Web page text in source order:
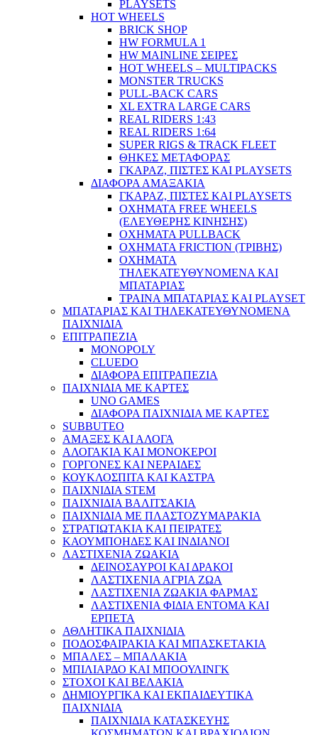
PLAYSETS
HOT WHEELS
BRICK SHOP
HW FORMULA 1
HW MAINLINE ΣΕΙΡΕΣ
HOT WHEELS – MULTIPACKS
MONSTER TRUCKS
PULL-BACK CARS
XL EXTRA LARGE CARS
REAL RIDERS 1:43
REAL RIDERS 1:64
SUPER RIGS & TRACK FLEET
ΘΗΚΕΣ ΜΕΤΑΦΟΡΑΣ
ΓΚΑΡΑΖ, ΠΙΣΤΕΣ ΚΑΙ PLAYSETS
ΔΙΑΦΟΡΑ ΑΜΑΞΑΚΙΑ
ΓΚΑΡΑΖ, ΠΙΣΤΕΣ ΚΑΙ PLAYSETS
ΟΧΗΜΑΤΑ FREE WHEELS
(ΕΛΕΥΘΕΡΗΣ ΚΙΝΗΣΗΣ)
ΟΧΗΜΑΤΑ PULLBACK
ΟΧΗΜΑΤΑ FRICTION (ΤΡΙΒΗΣ)
ΟΧΗΜΑΤΑ
ΤΗΛΕΚΑΤΕΥΘΥΝΟΜΕΝΑ ΚΑΙ
ΜΠΑΤΑΡΙΑΣ
ΤΡΑΙΝΑ ΜΠΑΤΑΡΙΑΣ ΚΑΙ PLAYSET
ΜΠΑΤΑΡΙΑΣ ΚΑΙ ΤΗΛΕΚΑΤΕΥΘΥΝΟΜΕΝΑ
ΠΑΙΧΝΙΔΙΑ
ΕΠΙΤΡΑΠΕΖΙΑ
MONOPOLY
CLUEDO
ΔΙΑΦΟΡΑ ΕΠΙΤΡΑΠΕΖΙΑ
ΠΑΙΧΝΙΔΙΑ ΜΕ ΚΑΡΤΕΣ
UNO GAMES
ΔΙΑΦΟΡΑ ΠΑΙΧΝΙΔΙΑ ΜΕ ΚΑΡΤΕΣ
SUBBUTEO
ΑΜΑΞΕΣ ΚΑΙ ΑΛΟΓΑ
ΑΛΟΓΑΚΙΑ ΚΑΙ ΜΟΝΟΚΕΡΟΙ
ΓΟΡΓΟΝΕΣ ΚΑΙ ΝΕΡΑΙΔΕΣ
ΚΟΥΚΛΟΣΠΙΤΑ ΚΑΙ ΚΑΣΤΡΑ
ΠΑΙΧΝΙΔΙΑ STEM
ΠΑΙΧΝΙΔΙΑ ΒΑΛΙΤΣΑΚΙΑ
ΠΑΙΧΝΙΔΙΑ ΜΕ ΠΛΑΣΤΟΖΥΜΑΡΑΚΙΑ
ΣΤΡΑΤΙΩΤΑΚΙΑ ΚΑΙ ΠΕΙΡΑΤΕΣ
ΚΑΟΥΜΠΟΗΔΕΣ ΚΑΙ ΙΝΔΙΑΝΟΙ
ΛΑΣΤΙΧΕΝΙΑ ΖΩΑΚΙΑ
ΔΕΙΝΟΣΑΥΡΟΙ ΚΑΙ ΔΡΑΚΟΙ
ΛΑΣΤΙΧΕΝΙΑ ΑΓΡΙΑ ΖΩΑ
ΛΑΣΤΙΧΕΝΙΑ ΖΩΑΚΙΑ ΦΑΡΜΑΣ
ΛΑΣΤΙΧΕΝΙΑ ΦΙΔΙΑ ΕΝΤΟΜΑ ΚΑΙ
ΕΡΠΕΤΑ
ΑΘΛΗΤΙΚΑ ΠΑΙΧΝΙΔΙΑ
ΠΟΔΟΣΦΑΙΡΑΚΙΑ ΚΑΙ ΜΠΑΣΚΕΤΑΚΙΑ
ΜΠΑΛΕΣ – ΜΠΑΛΑΚΙΑ
ΜΠΙΛΙΑΡΔΟ ΚΑΙ ΜΠΟΟΥΛΙΝΓΚ
ΣΤΟΧΟΙ ΚΑΙ ΒΕΛΑΚΙΑ
ΔΗΜΙΟΥΡΓΙΚΑ ΚΑΙ ΕΚΠΑΙΔΕΥΤΙΚΑ
ΠΑΙΧΝΙΔΙΑ
ΠΑΙΧΝΙΔΙΑ ΚΑΤΑΣΚΕΥΗΣ